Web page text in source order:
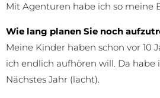
Mit Agenturen habe ich so meine
Wie lang planen Sie noch
Meine Kinder haben schon vor 10
ich endlich aufhören will. Da habe
Nächstes Jahr (lacht).